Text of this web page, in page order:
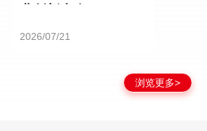
2026/07/21
浏览更多>